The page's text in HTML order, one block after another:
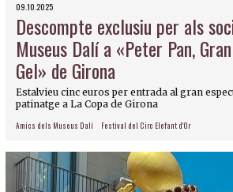
09.10.2025
Descompte exclusiu per als
Museus Dalí a «Peter Pan,
Gel» de Girona
Estalvieu cinc euros per entrada al gran
patinatge a La Copa de Girona
Amics dels Museus Dalí Festival del Circ Elefant d'Or